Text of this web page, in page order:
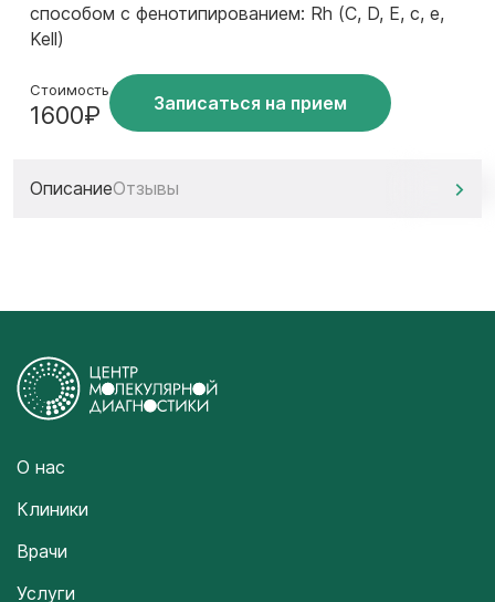
способом с фенотипированием: Rh (C, D, E, c, e,
Kell)
Стоимость
1600₽ Записаться на прием
ОписаниеОтзывы
О нас
Клиники
Врачи
Услуги